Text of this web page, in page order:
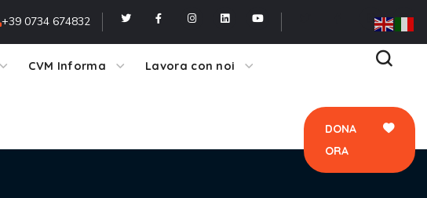
+39 0734 674832
CVM Informa
Lavora con noi
DONA
ORA